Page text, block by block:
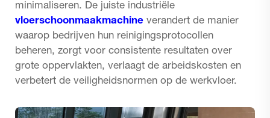
minimaliseren. De juiste industriële
vloerschoonmaakmachine verandert de manier
waarop bedrijven hun reinigingsprotocollen
beheren, zorgt voor consistente resultaten over
grote oppervlakten, verlaagt de arbeidskosten en
verbetert de veiligheidsnormen op de werkvloer.